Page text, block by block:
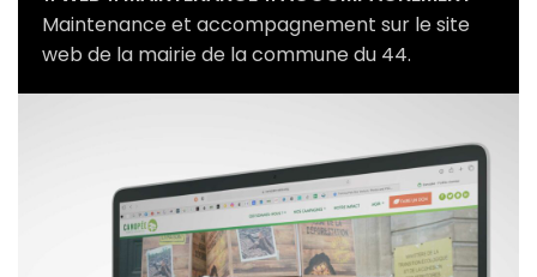
Maintenance et accompagnement sur le site
web de la mairie de la commune du 44.